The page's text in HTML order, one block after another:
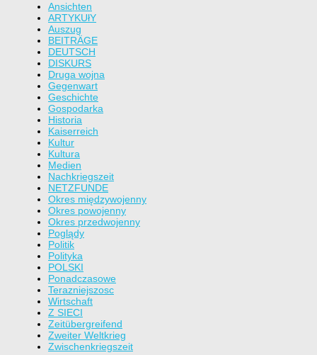
Ansichten
ARTYKUłY
Auszug
BEITRÄGE
DEUTSCH
DISKURS
Druga wojna
Gegenwart
Geschichte
Gospodarka
Historia
Kaiserreich
Kultur
Kultura
Medien
Nachkriegszeit
NETZFUNDE
Okres międzywojenny
Okres powojenny
Okres przedwojenny
Poglądy
Politik
Polityka
POLSKI
Ponadczasowe
Terazniejszosc
Wirtschaft
Z SIECI
Zeitübergreifend
Zweiter Weltkrieg
Zwischenkriegszeit